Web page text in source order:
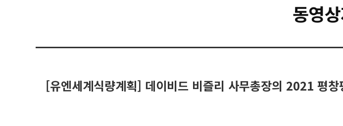
동영
[유엔세계식량계획] 데이비드 비즐리 사무총장의 2021 평창